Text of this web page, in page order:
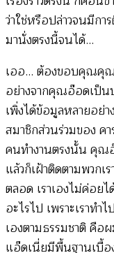
ว่าใช่หรือปล่าวจนมีก
มานั่งตรงนี้จนได้…
เออ… ต้องขอบคุณคุ
อย่างจากคุณอ๊อดเป็น
เพิ่งได้ข้อมูลหลายอย่
สมาชิกส่วนร่วมของ ค
คนทำงานตรงนั้น คุณ
แล้วก็เฝ้าติดตามพวก
ตลอด เราเองไม่ค่อยไ
อะไรไป เพราะเราท
เองตามธรรมชาติ คื
แอ๊ดเนี่ยมีพื้นฐานเบื้อ